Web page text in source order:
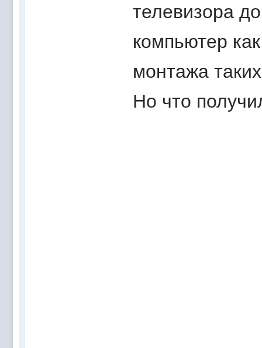
телевизора
компьютер
монтажа
Но что